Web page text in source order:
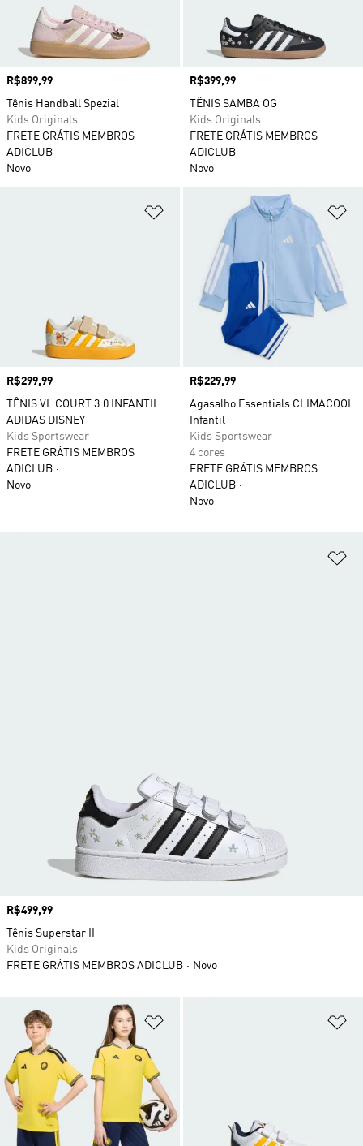
Preço
R$899,99
Tênis Handball Spezial
Kids Originals
FRETE GRÁTIS MEMBROS
ADICLUB
Novo
Preço
R$399,99
TÊNIS SAMBA OG
Kids Originals
FRETE GRÁTIS MEMBROS
ADICLUB
Novo
Adicionar à Lista de Desejos
Preço
R$299,99
TÊNIS VL COURT 3.0 INFANTIL
ADIDAS DISNEY
Kids Sportswear
FRETE GRÁTIS MEMBROS
ADICLUB
Novo
Preço
R$229,99
Agasalho Essentials CLIMACOOL
Infantil
Kids Sportswear
4 cores
FRETE GRÁTIS MEMBROS
ADICLUB
Novo
Preço
R$499,99
Tênis Superstar II
Kids Originals
FRETE GRÁTIS MEMBROS ADICLUB
Novo